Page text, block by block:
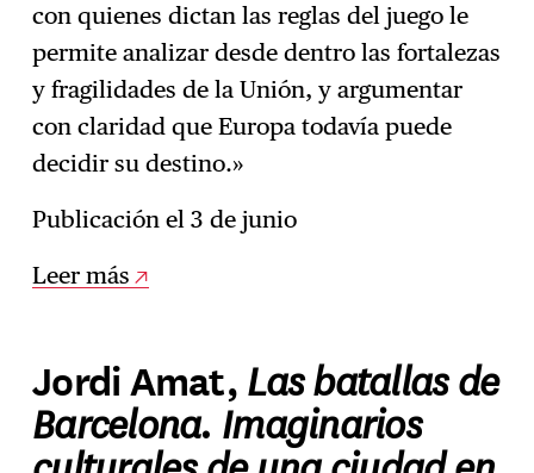
con quienes dictan las reglas del juego le
permite analizar desde dentro las fortalezas
y fragilidades de la Unión, y argumentar
con claridad que Europa todavía puede
decidir su destino.»
Publicación el 3 de junio
Leer más
Jordi Amat,Las batallas de
Barcelona. Imaginarios